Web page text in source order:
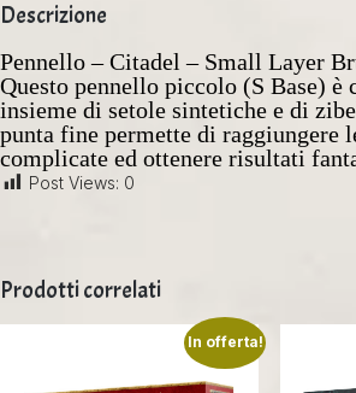
Descrizione
Pennello – Citadel – Small Layer
Questo pennello piccolo (S Base) è
insieme di setole sintetiche e di
punta fine permette di raggiungere
complicate ed ottenere risultati
Post Views: 0
Prodotti correlati
In offerta!